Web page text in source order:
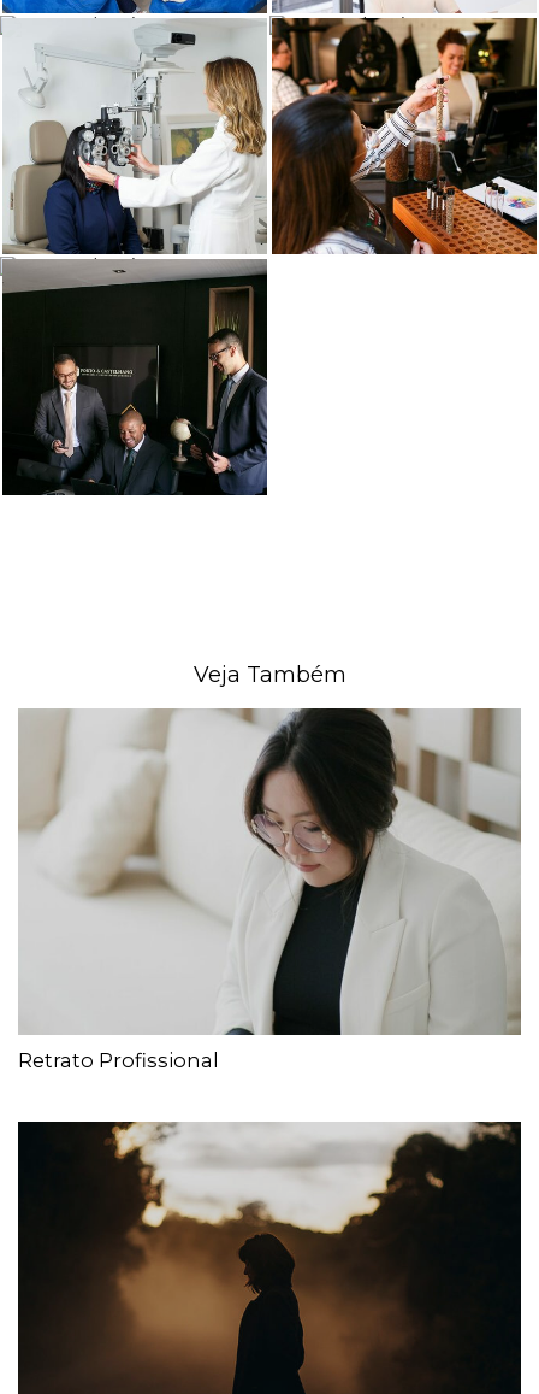
Veja Também
Retrato Profissional